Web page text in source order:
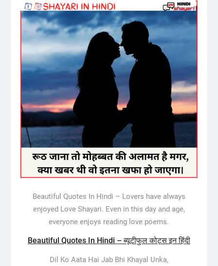
Beautiful Quotes In Hindi – Lovers have always
enjoyed Love Shayari. Even in this day and age,
everyone enjoys reading love poems.
Beautiful Quotes In Hindi – ब्यूटीफुल कोट्स इन हिंदी
Dil Ko Aata Hai Jab Bhi Khayal Unka,